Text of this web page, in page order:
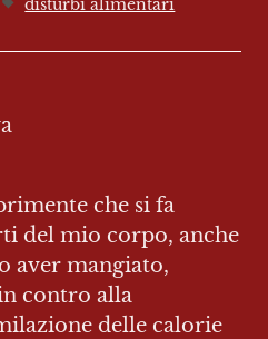
disturbi alimentari
che si fa
del mio corpo, anche
aver mangiato,
contro alla
delle calorie